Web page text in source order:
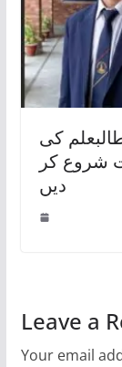
کی
شروع کر
دیں
Leave a
Your email